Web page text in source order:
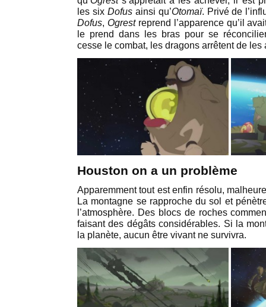
les six Dofusainsi qu’Otomaï. Privé de
Dofus, Ogrestreprend l’apparence qu’il
le prend dans les bras pour se
cesse le combat, les dragons arrêtent de les
Houston on a un problème
Apparemment tout est enfin résolu,
La montagne se rapproche du sol et
l’atmosphère. Des blocs de roches
faisant des dégâts considérables. Si la
la planète, aucun être vivant ne survivra.